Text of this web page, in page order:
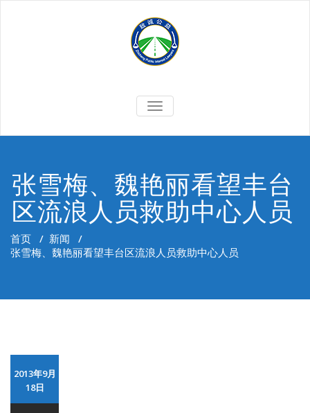
切
换
张雪梅、魏艳丽看望丰台
区流浪人员救助中心人员
首页 / 新闻 /
张雪梅、魏艳丽看望丰台区流浪人员救助中心人员
2013年9月
18日